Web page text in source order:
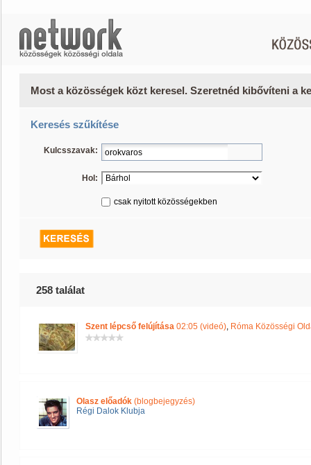
Most a közösségek közt keresel. Szeretnéd kibővíteni a
Keresés szűkítése
Kulcsszavak:
Hol:
csak nyitott közösségekben
258 találat
Szent lépcső felújítása 02:05 (videó), Róma Közösségi
Olasz előadók (blogbejegyzés)
Régi Dalok Klubja